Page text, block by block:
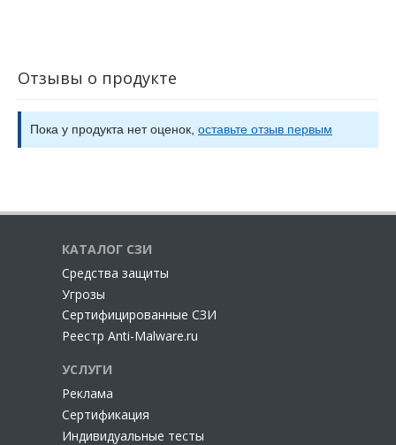
Отзывы о продукте
Пока у продукта нет оценок, оставьте отзыв первым
КАТАЛОГ СЗИ
Cредства защиты
Угрозы
Сертифицированные СЗИ
Реестр Anti-Malware.ru
УСЛУГИ
Реклама
Сертификация
Индивидуальные тесты